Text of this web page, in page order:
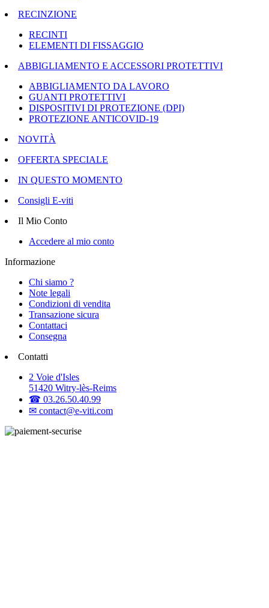
RECINZIONE
RECINTI
ELEMENTI DI FISSAGGIO
ABBIGLIAMENTO E ACCESSORI PROTETTIVI
ABBIGLIAMENTO DA LAVORO
GUANTI PROTETTIVI
DISPOSITIVI DI PROTEZIONE (DPI)
PROTEZIONE ANTICOVID-19
NOVITÀ
OFFERTA SPECIALE
IN QUESTO MOMENTO
Consigli E-viti
Il Mio Conto
Accedere al mio conto
Informazione
Chi siamo ?
Note legali
Condizioni di vendita
Transazione sicura
Contattaci
Consegna
Contatti
2 Voie d'Isles
51420 Witry-lès-Reims
☎ 03.26.50.40.99
✉ contact@e-viti.com